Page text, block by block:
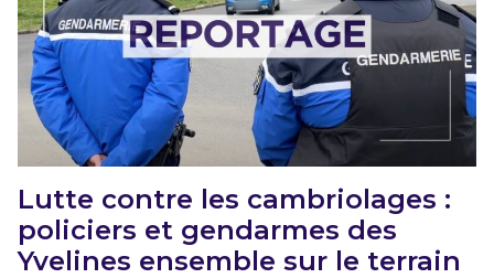
Lutte contre les cambriolages :
policiers et gendarmes des
Yvelines ensemble sur le terrain